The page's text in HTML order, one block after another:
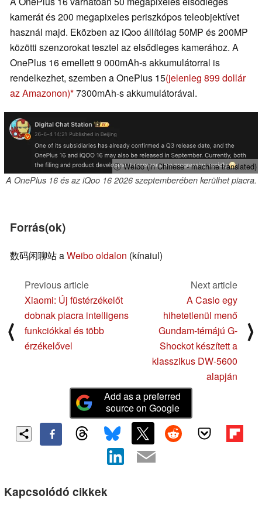
kamerát és 200 megapixeles periszkópos teleobjektívet
használ majd. Eközben az iQoo állítólag 50MP és 200MP
közötti szenzorokat tesztel az elsődleges kamerához. A
OnePlus 16 emellett 9 000mAh-s akkumulátorral is
rendelkezhet, szemben a OnePlus 15(jelenleg 899 dollár
az Amazonon) 7300mAh-s akkumulátorával.
ⓘ Weibo (in Chinese - machine translated)
A OnePlus 16 és az iQoo 16 2026 szeptemberében kerülhet piacra.
Forrás(ok)
数码闲聊站 aWeibo oldalon (kínaiul)
⟨
Previous article
Xiaomi: Új füstérzékelőt
dobnak piacra intelligens
funkciókkal és több
érzékelővel
Next article
A Casio egy
hihetetlenül menő
Gundam-témájú G-
Shockot készített a
klasszikus DW-5600
alapján
⟩
Add as a preferred
source on Google
Kapcsolódó cikkek